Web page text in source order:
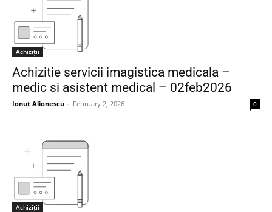
Achiziții
Achizitie servicii imagistica medicala –
medic si asistent medical – 02feb2026
Ionut Alionescu - February 2, 2026 0
Achiziții